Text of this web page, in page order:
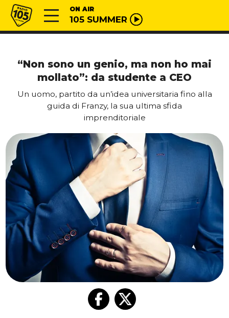
Vai al contenuto
Radio 105 ON AIR
105 SUMMER
“Non sono un genio, ma non ho mai
mollato”: da studente a CEO
Un uomo, partito da un’idea universitaria fino alla
guida di Franzy, la sua ultima sfida
imprenditoriale